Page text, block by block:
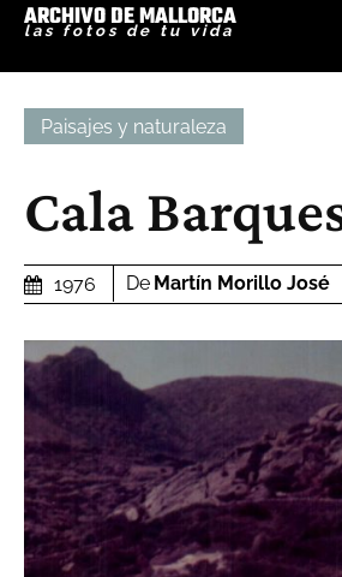
ARCHIVO DE MALLORCA
las fotos de tu vida
Paisajes y naturaleza
Cala
1976 De Martín Morillo José